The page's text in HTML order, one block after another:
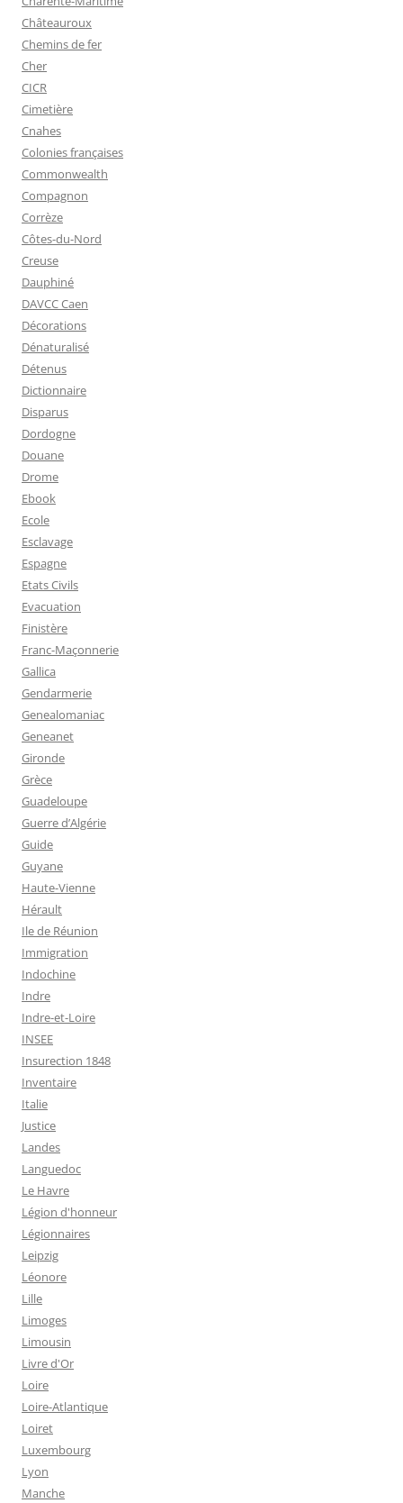
Châteauroux
Chemins de fer
Cher
CICR
Cimetière
Cnahes
Colonies françaises
Commonwealth
Compagnon
Corrèze
Côtes-du-Nord
Creuse
Dauphiné
DAVCC Caen
Décorations
Dénaturalisé
Détenus
Dictionnaire
Disparus
Dordogne
Douane
Drome
Ebook
Ecole
Esclavage
Espagne
Etats Civils
Evacuation
Finistère
Franc-Maçonnerie
Gallica
Gendarmerie
Genealomaniac
Geneanet
Gironde
Grèce
Guadeloupe
Guerre d’Algérie
Guide
Guyane
Haute-Vienne
Hérault
Ile de Réunion
Immigration
Indochine
Indre
Indre-et-Loire
INSEE
Insurection 1848
Inventaire
Italie
Justice
Landes
Languedoc
Le Havre
Légion d'honneur
Légionnaires
Leipzig
Léonore
Lille
Limoges
Limousin
Livre d'Or
Loire
Loire-Atlantique
Loiret
Luxembourg
Lyon
Manche